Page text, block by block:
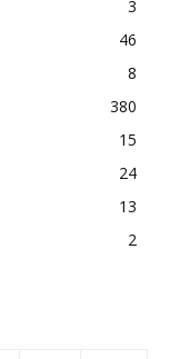
3
46
8
380
15
24
13
2